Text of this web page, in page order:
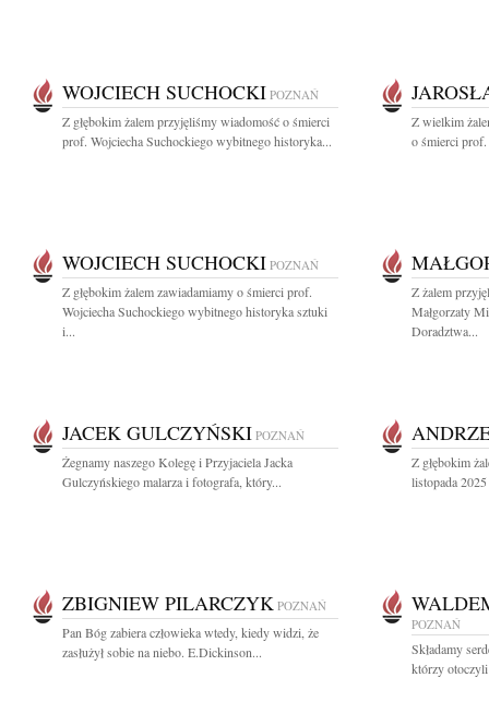
WOJCIECH SUCHOCKI POZNAŃ
Z głębokim żalem przyjęliśmy wiadomość o śmierci
prof. Wojciecha Suchockiego wybitnego historyka...
Z wielkim
o śmierci
WOJCIECH SUCHOCKI POZNAŃ
Z głębokim żalem zawiadamiamy o śmierci prof.
Wojciecha Suchockiego wybitnego historyka sztuki
i...
Z żalem
Małgorzaty
Doradztwa...
JACEK GULCZYŃSKI POZNAŃ
Żegnamy naszego Kolegę i Przyjaciela Jacka
Gulczyńskiego malarza i fotografa, który...
Z głębokim
listopada
ZBIGNIEW PILARCZYK POZNAŃ
Pan Bóg zabiera człowieka wtedy, kiedy widzi, że
zasłużył sobie na niebo. E.Dickinson...
POZNAŃ
Składamy
którzy